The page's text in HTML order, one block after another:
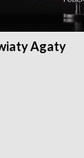
Agaty